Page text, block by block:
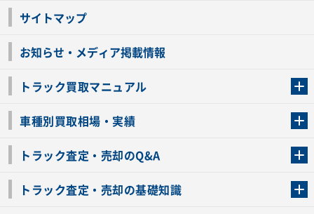
サイトマップ
お知らせ・メディア掲載情報
トラック買取マニュアル
車種別買取相場・実績
トラック査定・売却のQ&A
トラック査定・売却の基礎知識